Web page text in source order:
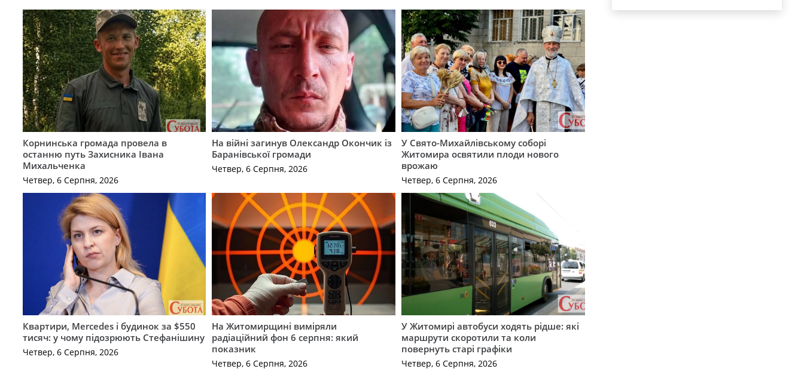
Корнинська громада провела в
останню путь Захисника Івана
Михальченка
Четвер, 6 Серпня, 2026
На війні загинув Олександр Окончик із
Баранівської громади
Четвер, 6 Серпня, 2026
У Свято-Михайлівському соборі
Житомира освятили плоди нового
врожаю
Четвер, 6 Серпня, 2026
Квартири, Mercedes і будинок за $550
тисяч: у чому підозрюють Стефанішину
Четвер, 6 Серпня, 2026
На Житомирщині виміряли
радіаційний фон 6 серпня: який
показник
Четвер, 6 Серпня, 2026
У Житомирі автобуси ходять рідше: які
маршрути скоротили та коли
повернуть старі графіки
Четвер, 6 Серпня, 2026